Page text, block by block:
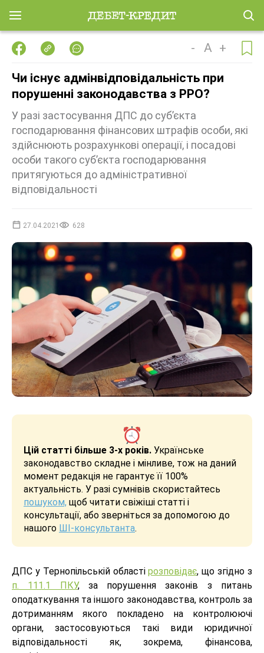
- A +
Чи існує адмінвідповідальність при
порушенні законодавства з РРО?
У разі застосування ДПС до суб’єкта
господарювання фінансових штрафів особи, які
здійснюють розрахункові операції, і посадові
особи такого суб’єкта господарювання
притягуються до адміністративної
відповідальності
27.04.2021 628
Цій статті більше 3-х років. Українське
законодавство складне і мінливе, тож на даний
момент редакція не гарантує її 100%
актуальність. У разі сумнівів скористайтесь
пошуком, щоб читати свіжіші статті і
консультації, або зверніться за допомогою до
нашого ШІ-консультанта.
ДПС у Тернопільській областірозповідає, що згідно з
п. 111.1 ПКУ, за порушення законів з питань
оподаткування та іншого законодавства, контроль за
дотриманням якого покладено на контролюючі
органи, застосовуються такі види юридичної
відповідальності як, зокрема, фінансова,